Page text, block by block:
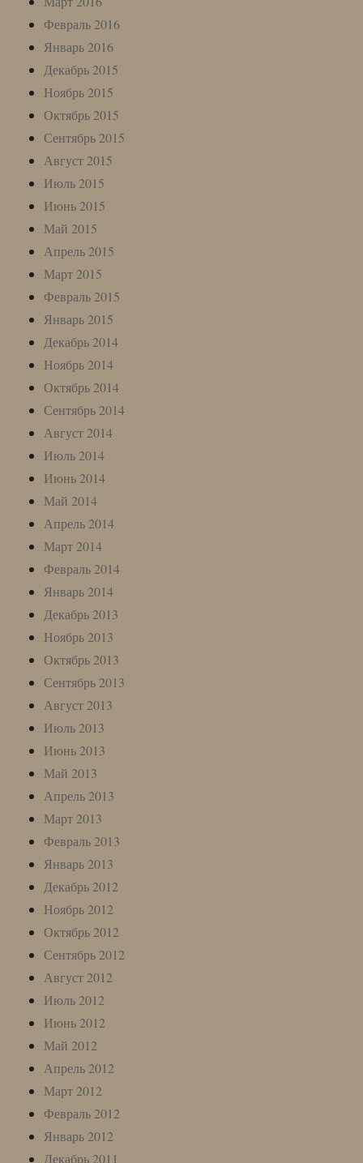
Февраль 2016
Январь 2016
Декабрь 2015
Ноябрь 2015
Октябрь 2015
Сентябрь 2015
Август 2015
Июль 2015
Июнь 2015
Май 2015
Апрель 2015
Март 2015
Февраль 2015
Январь 2015
Декабрь 2014
Ноябрь 2014
Октябрь 2014
Сентябрь 2014
Август 2014
Июль 2014
Июнь 2014
Май 2014
Апрель 2014
Март 2014
Февраль 2014
Январь 2014
Декабрь 2013
Ноябрь 2013
Октябрь 2013
Сентябрь 2013
Август 2013
Июль 2013
Июнь 2013
Май 2013
Апрель 2013
Март 2013
Февраль 2013
Январь 2013
Декабрь 2012
Ноябрь 2012
Октябрь 2012
Сентябрь 2012
Август 2012
Июль 2012
Июнь 2012
Май 2012
Апрель 2012
Март 2012
Февраль 2012
Январь 2012
Декабрь 2011